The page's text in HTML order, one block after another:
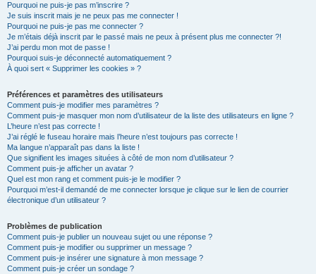
Pourquoi ne puis-je pas m’inscrire ?
Je suis inscrit mais je ne peux pas me connecter !
Pourquoi ne puis-je pas me connecter ?
Je m’étais déjà inscrit par le passé mais ne peux à présent plus me connecter ?!
J’ai perdu mon mot de passe !
Pourquoi suis-je déconnecté automatiquement ?
À quoi sert « Supprimer les cookies » ?
Préférences et paramètres des utilisateurs
Comment puis-je modifier mes paramètres ?
Comment puis-je masquer mon nom d’utilisateur de la liste des utilisateurs en ligne ?
L’heure n’est pas correcte !
J’ai réglé le fuseau horaire mais l’heure n’est toujours pas correcte !
Ma langue n’apparaît pas dans la liste !
Que signifient les images situées à côté de mon nom d’utilisateur ?
Comment puis-je afficher un avatar ?
Quel est mon rang et comment puis-je le modifier ?
Pourquoi m’est-il demandé de me connecter lorsque je clique sur le lien de courrier
électronique d’un utilisateur ?
Problèmes de publication
Comment puis-je publier un nouveau sujet ou une réponse ?
Comment puis-je modifier ou supprimer un message ?
Comment puis-je insérer une signature à mon message ?
Comment puis-je créer un sondage ?